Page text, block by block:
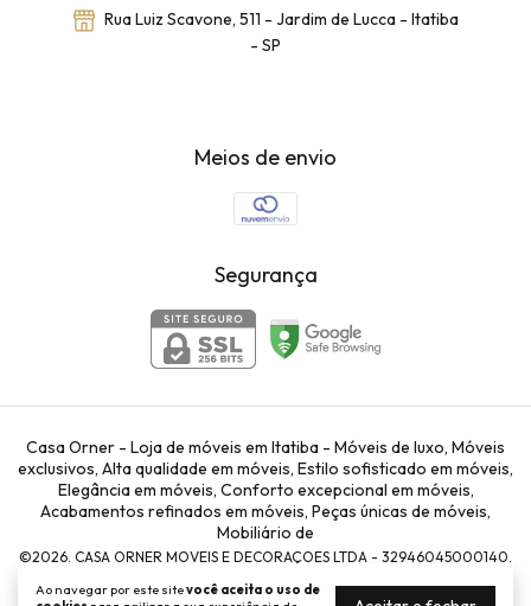
Ao navegar por este sitevocê aceita o uso de
Rua Luiz Scavone, 511 - Jardim de Lucca - Itatiba
- SP
Meios de envio
Segurança
Casa Orner - Loja de móveis em Itatiba - Móveis de luxo, Móveis
exclusivos, Alta qualidade em móveis, Estilo sofisticado em móveis,
Elegância em móveis, Conforto excepcional em móveis,
Acabamentos refinados em móveis, Peças únicas de móveis,
Mobiliário de
©2026. CASA ORNER MOVEIS E DECORAÇOES LTDA - 32946045000140.